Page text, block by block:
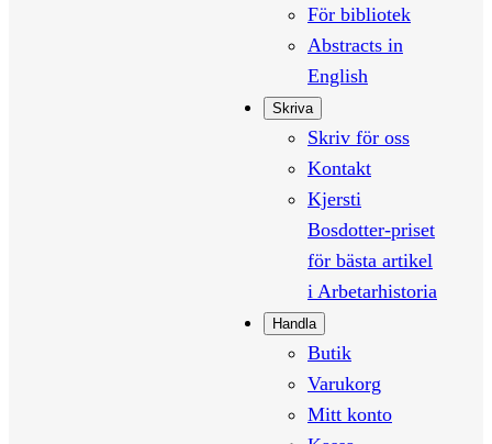
För bibliotek
Abstracts in
English
Skriva
Skriv för oss
Kontakt
Kjersti
Bosdotter-priset
för bästa artikel
i Arbetarhistoria
Handla
Butik
Varukorg
Mitt konto